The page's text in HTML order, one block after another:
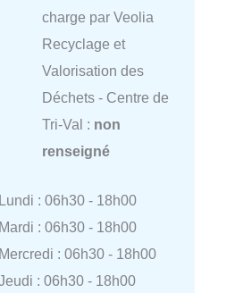
charge par Veolia
Recyclage et
Valorisation des
Déchets - Centre de
Tri-Val : non
renseigné
Lundi : 06h30 - 18h00
Mardi : 06h30 - 18h00
Mercredi : 06h30 - 18h00
: 06h30 - 18h00